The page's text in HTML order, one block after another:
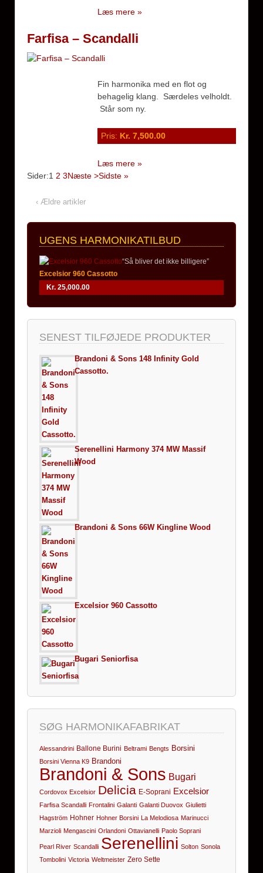
Læs mere »
Farfisa – Scandalli
Fin harmonika med en flot og
behagelig klang. Særdeles velholdt.
Står som ny.
Pris: Kr. 7,500.00
Læs mere »
Sider:1 2 3Næste >Sidste »
‹ Ældre artikler
UGENS HARMONIKATILBUD
“Så bliver det ikke billigere”
Excelsior 960 Cassotto
Kr. 25,000.00
SENEST TILFØJEDE PRODUKTER
Brandoni & Sons 148 Infinity Gold
Cassotto.
Serenellini Harmony 374 MW Massif
Wood
Brandoni & Sons 66W Kingline Wood
Excelsior 960 Cassotto
Bugari Seniorfisa
SØG HARMONIKAFABRIKAT
Alessandrini Ballone Burini Beltrami Bengts Borsini
Borsini Vienna K9 Brandoni
Brandoni & Sons Bugari
Cordovox Excelsior Delicia E-Soprani Excelsior
Farfisa Scandalli Frontalini Galanti Galanti Duovox Giulietti
Hagström Hohner Hohner Borsini La Melodiosa Marinucci
Marzioli Mengascini Orlandoni Ottavianelli Paolo Soprani
Pearl River Scandalli Serenellini Solton Sonola
Tombolini Victoria Weltmeister Zero Sette